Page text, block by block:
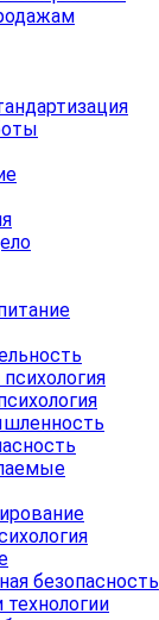
безопасность